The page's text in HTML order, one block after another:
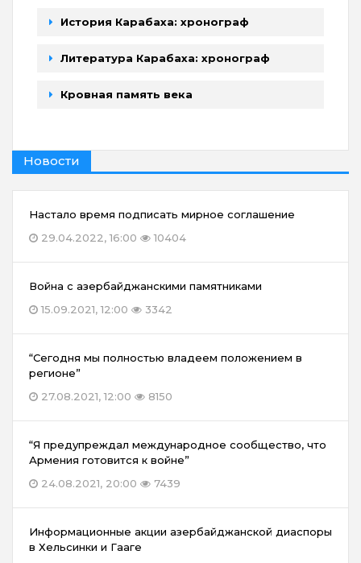
История Карабаха: хронограф
Литература Карабаха: хронограф
Кровная память века
Новости
Настало время подписать мирное соглашение
29.04.2022, 16:00
10404
Война с азербайджанскими памятниками
15.09.2021, 12:00
3342
“Сегодня мы полностью владеем положением в
регионе”
27.08.2021, 12:00
8150
“Я предупреждал международное сообщество, что
Армения готовится к войне”
24.08.2021, 20:00
7439
Информационные акции азербайджанской диаспоры
в Хельсинки и Гааге